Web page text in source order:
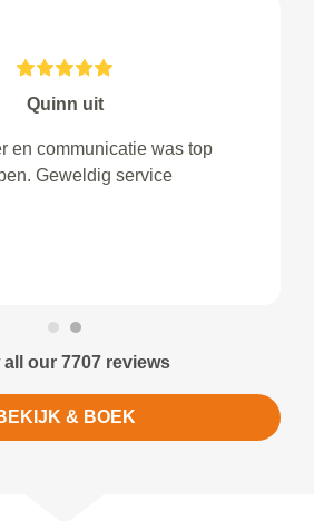
Quinn uit
en communicatie was top
Geweldig service
all our 7707 reviews
& BOEK